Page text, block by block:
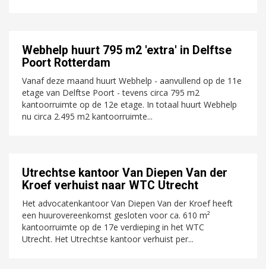
Webhelp huurt 795 m2 'extra' in Delftse
Poort Rotterdam
Vanaf deze maand huurt Webhelp - aanvullend op de 11e
etage van Delftse Poort - tevens circa 795 m2
kantoorruimte op de 12e etage. In totaal huurt Webhelp
nu circa 2.495 m2 kantoorruimte...
Utrechtse kantoor Van Diepen Van der
Kroef verhuist naar WTC Utrecht
Het advocatenkantoor Van Diepen Van der Kroef heeft
een huurovereenkomst gesloten voor ca. 610 m²
kantoorruimte op de 17e verdieping in het WTC
Utrecht. Het Utrechtse kantoor verhuist per...